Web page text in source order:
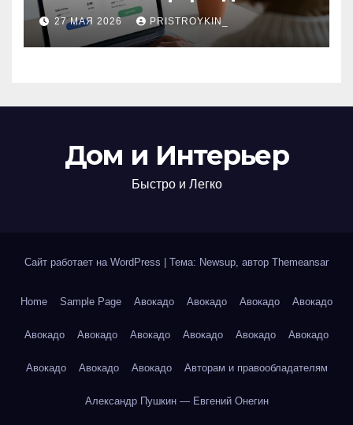
поиска авиабилетов и
железнодорожных
билетов
27 МАЯ 2026 PRISTROYKIN_
Дом и Интерьер
Быстро и Легко
Сайт работает на WordPress Тема: Newsup, автор Themeansar
Home Sample Page Авокадо Авокадо Авокадо Авокадо
Авокадо Авокадо Авокадо Авокадо Авокадо Авокадо
Авокадо Авокадо Авокадо Авторам и правообладателям
Александр Пушкин — Евгений Онегин